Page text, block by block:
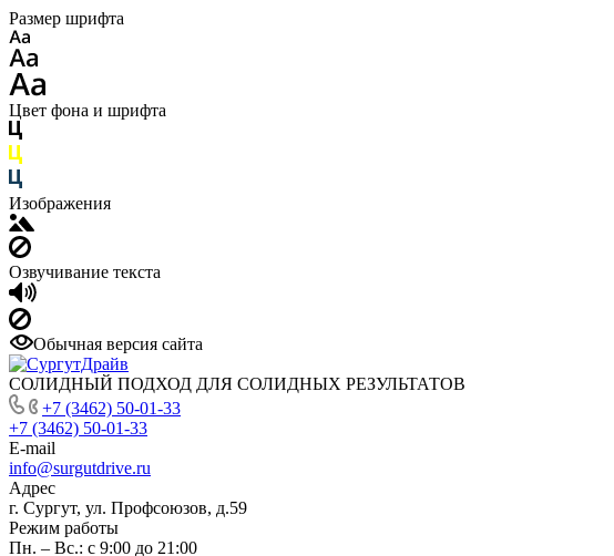
Размер шрифта
Цвет фона и шрифта
Изображения
Озвучивание текста
Обычная версия сайта
СОЛИДНЫЙ ПОДХОД ДЛЯ СОЛИДНЫХ РЕЗУЛЬТАТОВ
+7 (3462) 50-01-33
+7 (3462) 50-01-33
E-mail
info@surgutdrive.ru
Адрес
г. Сургут, ул. Профсоюзов, д.59
Режим работы
Пн. – Вс.: с 9:00 до 21:00